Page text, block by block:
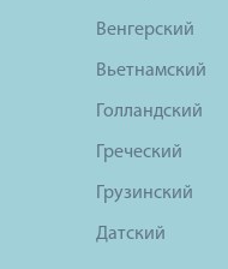
Венгерский
Вьетнамский
Голландский
Греческий
Грузинский
Датский